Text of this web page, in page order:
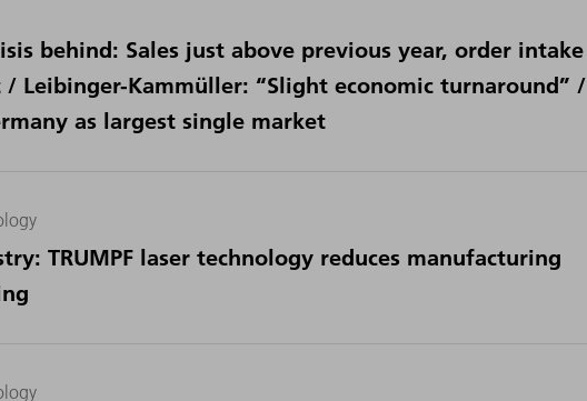
behind: Sales just above previous year, order intake
/ Leibinger-Kammüller: “Slight economic turnaround” /
as largest single market
TRUMPF laser technology reduces manufacturing